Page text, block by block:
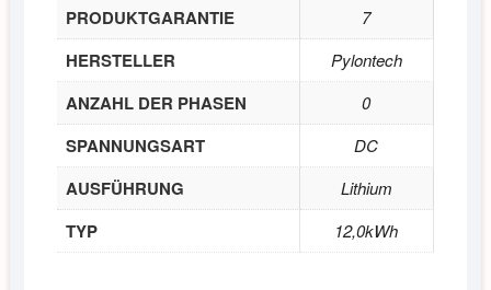
PRODUKTGARANTIE 7
HERSTELLER Pylontech
ANZAHL DER PHASEN 0
SPANNUNGSART DC
AUSFÜHRUNG Lithium
TYP 12,0kWh